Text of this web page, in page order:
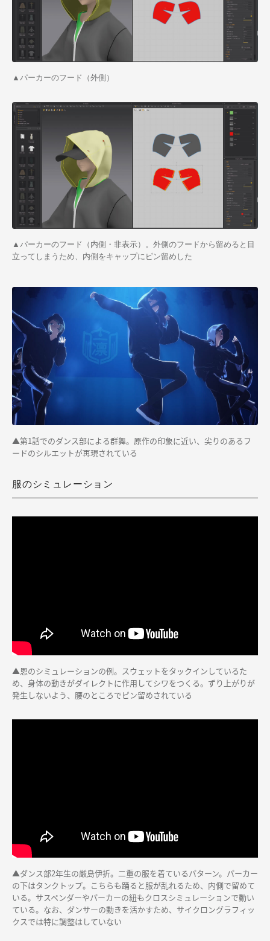
▲パーカーのフード（外側）
▲パーカーのフード（内側・非表示）。外側のフードから留めると目
立ってしまうため、内側をキャップにピン留めした
▲第1話でのダンス部による群舞。原作の印象に近い、尖りのあるフ
ードのシルエットが再現されている
服のシミュレーション
▲恩のシミュレーションの例。スウェットをタックインしているた
め、身体の動きがダイレクトに作用してシワをつくる。ずり上がりが
発生しないよう、腰のところでピン留めされている
▲ダンス部2年生の厳島伊折。二重の服を着ているパターン。パーカー
の下はタンクトップ。こちらも踊ると服が乱れるため、内側で留めて
いる。サスペンダーやパーカーの紐もクロスシミュレーションで動い
ている。なお、ダンサーの動きを活かすため、サイクロングラフィッ
クスでは特に調整はしていない